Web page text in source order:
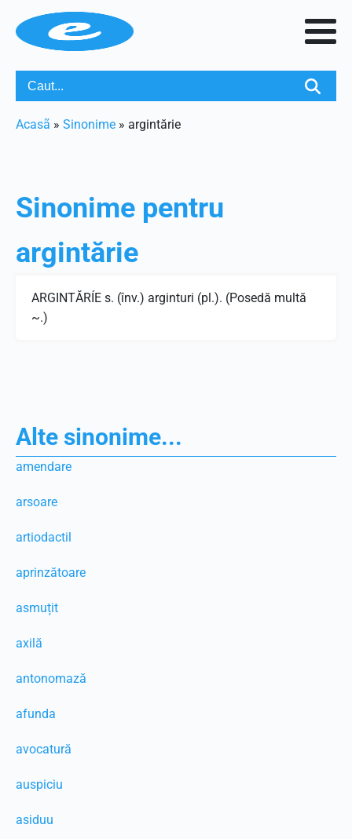
Acasã » Sinonime » argintărie
Sinonime pentru
argintărie
ARGINTĂRÍE s. (înv.) arginturi (pl.). (Posedă multă
~.)
Alte sinonime...
amendare
arsoare
artiodactil
aprinzătoare
asmuțit
axilă
antonomază
afunda
avocatură
auspiciu
asiduu